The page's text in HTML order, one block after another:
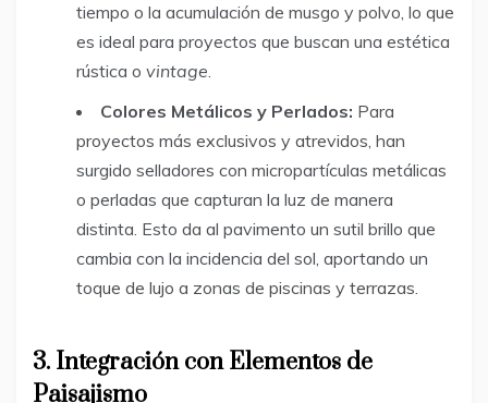
tiempo o la acumulación de musgo y polvo, lo que
es ideal para proyectos que buscan una estética
rústica o vintage.
Colores Metálicos y Perlados: Para
proyectos más exclusivos y atrevidos, han
surgido selladores con micropartículas metálicas
o perladas que capturan la luz de manera
distinta. Esto da al pavimento un sutil brillo que
cambia con la incidencia del sol, aportando un
toque de lujo a zonas de piscinas y terrazas.
3. Integración con Elementos de
Paisajismo